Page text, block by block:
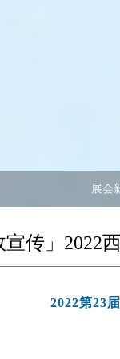
展会
宣传」2022
2022第23